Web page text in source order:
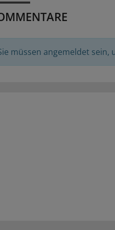
müssen angemeldet